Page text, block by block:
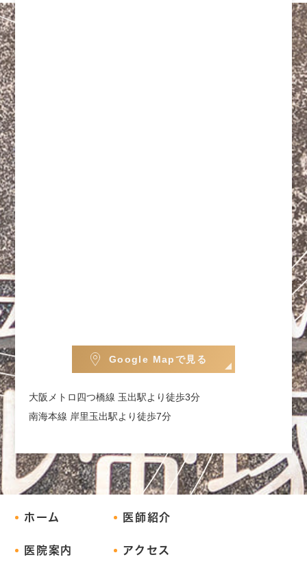
Google Mapで見る
大阪メトロ四つ橋線 玉出駅より徒歩3分
南海本線 岸里玉出駅より徒歩7分
ホーム 医師紹介
医院案内 アクセス